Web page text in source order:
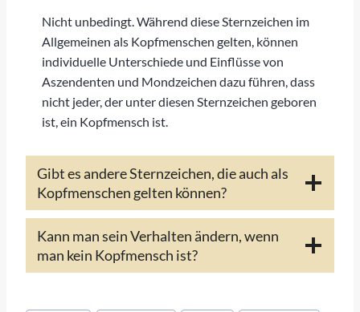
Nicht unbedingt. Während diese Sternzeichen im
Allgemeinen als Kopfmenschen gelten, können
individuelle Unterschiede und Einflüsse von
Aszendenten und Mondzeichen dazu führen, dass
nicht jeder, der unter diesen Sternzeichen geboren
ist, ein Kopfmensch ist.
Gibt es andere Sternzeichen, die auch als
Kopfmenschen gelten können?
Kann man sein Verhalten ändern, wenn
man kein Kopfmensch ist?